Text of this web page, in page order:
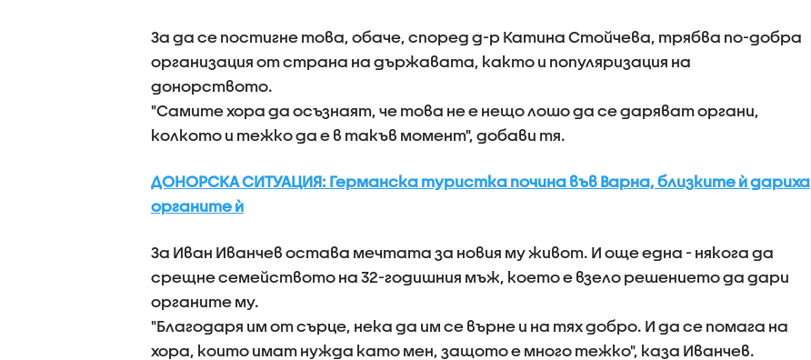
За да се постигне това, обаче, според д-р Катина Стойчева, трябва по-добра
организация от страна на държавата, както и популяризация на
донорството.
"Самите хора да осъзнаят, че това не е нещо лошо да се даряват органи,
колкото и тежко да е в такъв момент", добави тя.
ДОНОРСКА СИТУАЦИЯ: Германска туристка почина във Варна, близките ѝ дариха
органите ѝ
За Иван Иванчев остава мечтата за новия му живот. И още една - някога да
срещне семейството на 32-годишния мъж, което е взело решението да дари
органите му.
"Благодаря им от сърце, нека да им се върне и на тях добро. И да се помага на
хора, които имат нужда като мен, защото е много тежко", каза Иванчев.